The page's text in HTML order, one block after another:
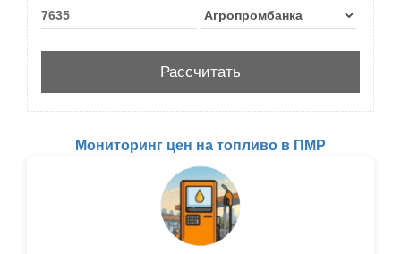
Мониторинг цен на топливо в ПМР